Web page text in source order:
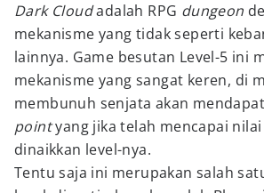
Dark Cloudadalah RPG dungeon
mekanisme yang tidak seperti
lainnya. Game besutan Level-5 ini
mekanisme yang sangat keren, di
membunuh senjata akan
pointyang jika telah mencapai
dinaikkan level-nya.
Tentu saja ini merupakan salah